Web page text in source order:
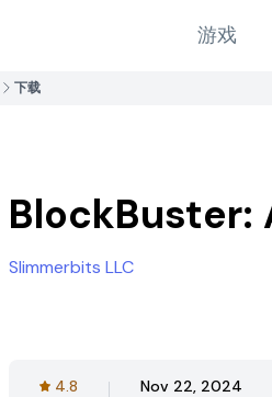
游戏
下载
BlockBuster:
Slimmerbits LLC
4.8 Nov 22, 2024